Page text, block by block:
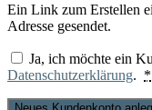
Ein Link zum Erstellen
Adresse gesendet.
Ja, ich möchte ein
Datenschutzerklärung. *